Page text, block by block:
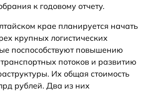
к годовому отчету.
крае планируется начать
крупных логистических
поспособствуют повышению
потоков и развитию
Их общая стоимость
рублей. Два из них